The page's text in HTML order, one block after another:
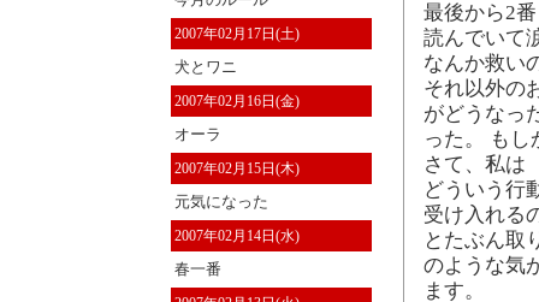
2007年02月17日(土)
犬とワニ
2007年02月16日(金)
オーラ
2007年02月15日(木)
元気になった
2007年02月14日(水)
春一番
最後から2
読んでいて
なんか救い
それ以外の
がどうなっ
った。 も
さて、私は
どういう行
受け入れる
とたぶん取
のような気
ます。